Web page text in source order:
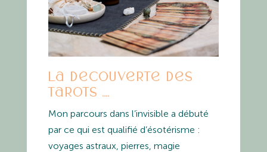
La découverte des
tarots ….
Mon parcours dans l’invisible a débuté
par ce qui est qualifié d’ésotérisme :
voyages astraux, pierres, magie